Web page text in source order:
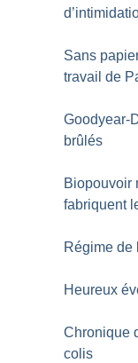
Sans
travail de
Goodyear-
brûlés
Biopouvoir
fabriquent
Régime de
Heureux
Chronique
colis